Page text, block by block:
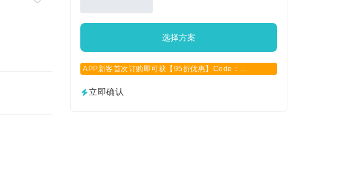
选择方案
APP新客首次订购即可获【95折优惠】Code：
立即确认